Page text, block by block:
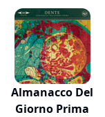
Almanacco Del
Giorno Prima